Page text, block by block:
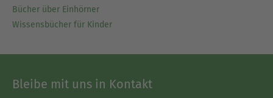
Bücher über Einhörner
Wissensbücher für Kinder
Bleibe mit uns in Kontakt